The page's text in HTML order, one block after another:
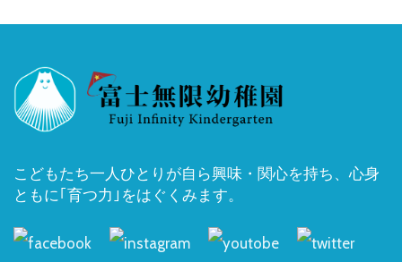
こどもたち一人ひとりが自ら興味・関心を持ち、心身
ともに｢育つ力｣をはぐくみます。